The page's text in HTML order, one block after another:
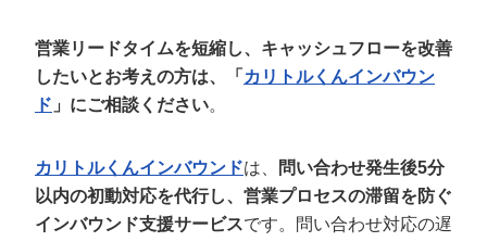
インターン
正社員
マーケマネージャー
カスタマーサクセスマネージャー
営業リードタイムを短縮し、キャッシュフローを改善
したいとお考えの方は、「 カリトルくんインバウン
ド 」にご相談ください。
カリトルくんインバウンドは、
問い合わせ発生後5分
以内の初動対応を代行し、営業プロセスの滞留を防ぐ
インバウンド支援サービスです。問い合わせ対応の遅